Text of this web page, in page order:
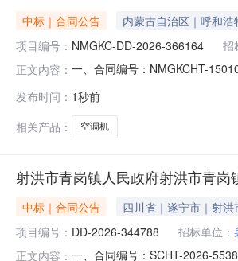
中标｜合同公告 内蒙古自治区｜呼和浩
项目编号： NMGKC-DD-2026-366164 招
正文内容： 一、合同编号：NMGKCHT-
13134713131供应商（乙方）
发布时间： 1秒前
相关产品：
空调机
射洪市青岗镇人民政府射洪市青
中标｜合同公告 四川省｜遂宁市｜射洪
项目编号： DD-2026-344788 招标单位：
正文内容： 一、合同编号：SCHT-2026-